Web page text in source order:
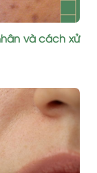
và cách xử